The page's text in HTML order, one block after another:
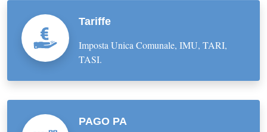
Tariffe
Imposta Unica Comunale, IMU, TARI,
TASI.
PAGO PA